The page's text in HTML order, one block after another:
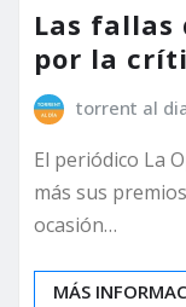
Las fallas
por la
torrent al
El periódico La
más sus
ocasión…
MÁS